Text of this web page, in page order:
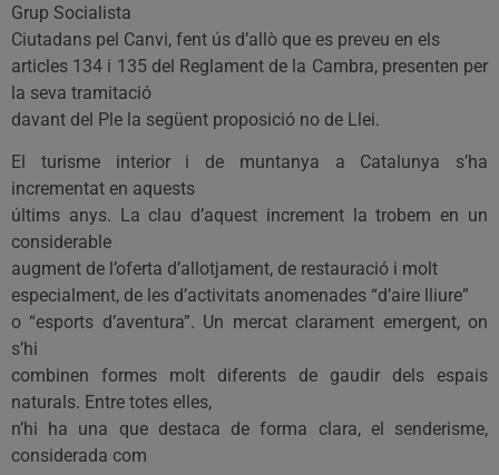
Grup Socialista
Ciutadans pel Canvi, fent ús d’allò que es preveu en els
articles 134 i 135 del Reglament de la Cambra, presenten per
la seva tramitació
davant del Ple la següent proposició no de Llei.
El turisme interior i de muntanya a Catalunya s’ha
incrementat en aquests
últims anys. La clau d’aquest increment la trobem en un
considerable
augment de l’oferta d’allotjament, de restauració i molt
especialment, de les d’activitats anomenades “d’aire lliure”
o “esports d’aventura”. Un mercat clarament emergent, on
s’hi
combinen formes molt diferents de gaudir dels espais
naturals. Entre totes elles,
n’hi ha una que destaca de forma clara, el senderisme,
considerada com